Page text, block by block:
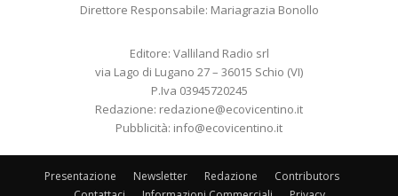
Direttore Responsabile: Mariagrazia Bonollo
Editore: Valliland Radio srl
via Lago di Lugano 27 – 36015 Schio (VI)
P.Iva 03945720245
Redazione: redazione@ecovicentino.it
Pubblicità: info@ecovicentino.it
Presentazione Newsletter Redazione
Contributors